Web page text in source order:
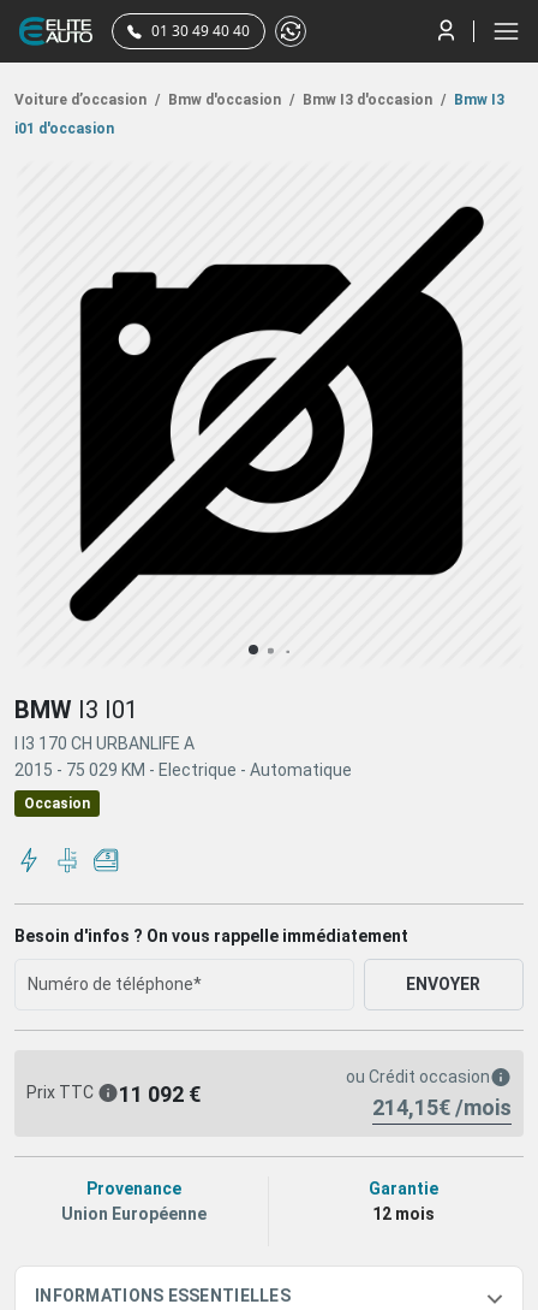
01 30 49 40 40
Voiture d’occasion / Bmw d'occasion / Bmw I3 d'occasion /
Bmw I3
i01 d'occasion
BMW I3 I01
I I3 170 CH URBANLIFE A
2015 - 75 029 KM - Electrique - Automatique
Occasion
Besoin d'infos ? On vous rappelle immédiatement
ENVOYER
Prix TTC 11 092 €
ou Crédit occasion
214,15€ /mois
Provenance
Union Européenne
Garantie
12 mois
INFORMATIONS ESSENTIELLES